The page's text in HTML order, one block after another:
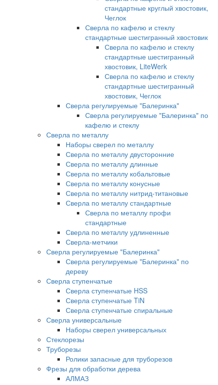
стандартные круглый хвостовик,
Чеглок
Сверла по кафелю и стеклу
стандартные шестигранный хвостовик
Сверла по кафелю и стеклу
стандартные шестигранный
хвостовик, LiteWerk
Сверла по кафелю и стеклу
стандартные шестигранный
хвостовик, Чеглок
Сверла регулируемые "Балеринка"
Сверла регулируемые "Балеринка" по
кафелю и стеклу
Сверла по металлу
Наборы сверел по металлу
Сверла по металлу двусторонние
Сверла по металлу длинные
Сверла по металлу кобальтовые
Сверла по металлу конусные
Сверла по металлу нитрид-титановые
Сверла по металлу стандартные
Сверла по металлу профи
стандартные
Сверла по металлу удлиненные
Сверла-метчики
Сверла регулируемые "Балеринка"
Сверла регулируемые "Балеринка" по
дереву
Сверла ступенчатые
Сверла ступенчатые HSS
Сверла ступенчатые TiN
Сверла ступенчатые спиральные
Сверла универсальные
Наборы сверел универсальных
Стеклорезы
Труборезы
Ролики запасные для труборезов
Фрезы для обработки дерева
АЛМАЗ